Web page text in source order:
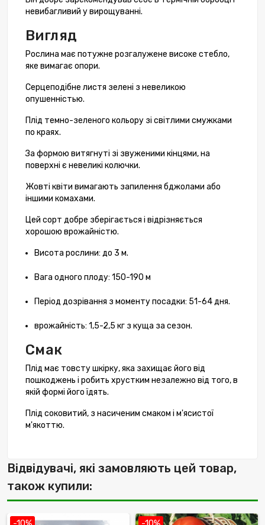
невибагливий у вирощуванні.
Вигляд
Рослина має потужне розгалужене високе стебло,
яке вимагає опори.
Серцеподібне листя зелені з невеликою
опушенністью.
Плід темно-зеленого кольору зі світлими смужками
по краях.
За формою витягнуті зі звуженими кінцями, на
поверхні є невеликі колючки.
Жовті квіти вимагають запилення бджолами або
іншими комахами.
Цей сорт добре зберігається і відрізняється
хорошою врожайністю.
Висота рослини: до 3 м.
Вага одного плоду: 150-190 м
Період дозрівання з моменту посадки: 51-64 дня.
врожайність: 1,5-2,5 кг з куща за сезон.
Смак
Плід має товсту шкірку, яка захищає його від
пошкоджень і робить хрустким незалежно від того, в
якій формі його їдять.
Плід соковитий, з насиченим смаком і м'ясистої
м'якоттю.
Відвідувачі, які замовляють цей товар,
також купили: